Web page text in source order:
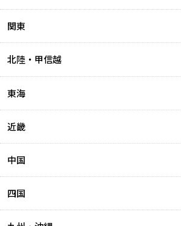
関東
北陸・甲信越
東海
近畿
中国
四国